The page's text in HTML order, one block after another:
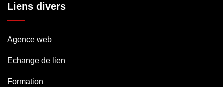
Liens divers
Agence web
Echange de lien
Formation